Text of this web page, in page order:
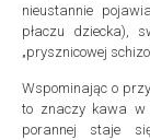
nieustannie
płaczu dziecka),
„prysznicowej
Wspominając o
to znaczy kawa w
porannej staje